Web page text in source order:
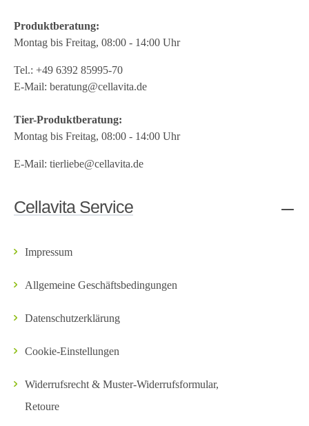
Produktberatung:
Montag bis Freitag, 08:00 - 14:00 Uhr
Tel.: +49 6392 85995-70
E-Mail: beratung@cellavita.de
Tier-Produktberatung:
Montag bis Freitag, 08:00 - 14:00 Uhr
E-Mail: tierliebe@cellavita.de
Cellavita Service
Impressum
Allgemeine Geschäftsbedingungen
Datenschutzerklärung
Cookie-Einstellungen
Widerrufsrecht & Muster-Widerrufsformular,
Retoure